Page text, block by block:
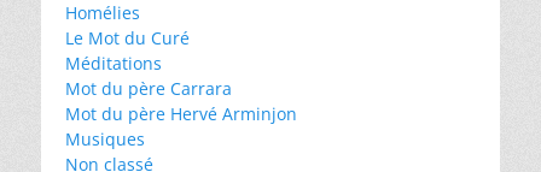
Homélies
Le Mot du Curé
Méditations
Mot du père Carrara
Mot du père Hervé Arminjon
Musiques
Non classé